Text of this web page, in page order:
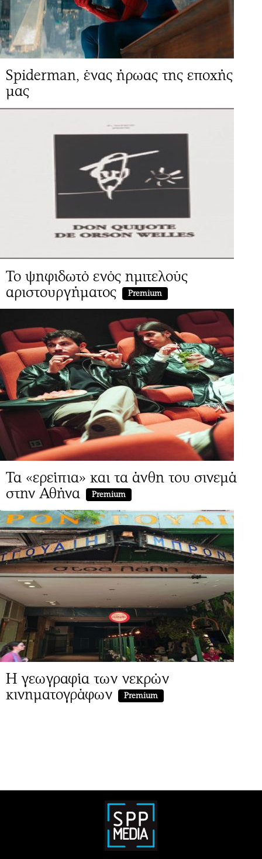
Spiderman, ένας ήρωας της εποχής
μας
Το ψηφιδωτό ενός ημιτελούς
αριστουργήματος
Premium
Τα «ερείπια» και τα άνθη του σινεμά
στην Αθήνα
Premium
Η γεωγραφία των νεκρών
κινηματογράφων
Premium